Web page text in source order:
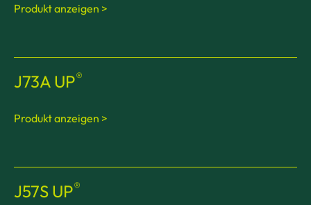
Produkt anzeigen >
J73A UP®
Produkt anzeigen >
J57S UP®